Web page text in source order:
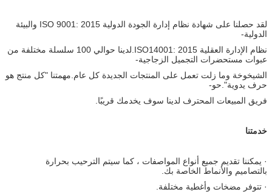
لقد حصلنا على شهادة نظام إدارة الجودة الدولية ISO 9001: 2015 والبيئة
الدولية-
نظام الإدارة العقلية ISO14001: 2015.لدينا حوالي 100 سلسلة مختلفة من
عبوات مستحضرات التجميل الزجاجية-
الشيخوخة وما زلت تعمل على المنتجات الجديدة كل عام.مهمتنا "كل منتج هو
حرف يدوية".حو-
فريق المبيعات المحترف لدينا سوف يخدمك قريبًا.
خدمتنا
· يمكننا تقديم جميع أنواع المواصفات ، كما سيتم الترحيب بحرارة
بالتصاميم والأنماط الخاصة بك.
· تتوفر مضخات وأغطية مختلفة.